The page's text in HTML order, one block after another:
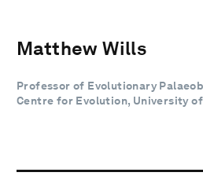
Matthew Wills
Professor of Evolutionary
Centre for Evolution, University